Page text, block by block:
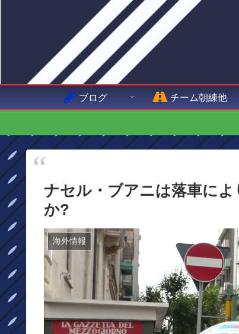
ブログ チーム朝練他
ナセル・ブアニは落車に
か?
海外情報